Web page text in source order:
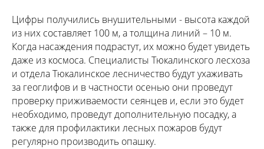
Цифры получились внушительными - высота каждой
из них составляет 100 м, а толщина линий – 10 м.
Когда насаждения подрастут, их можно будет увидеть
даже из космоса. Специалисты Тюкалинского лесхоза
и отдела Тюкалинское лесничество будут ухаживать
за геоглифов и в частности осенью они проведут
проверку приживаемости сеянцев и, если это будет
необходимо, проведут дополнительную посадку, а
также для профилактики лесных пожаров будут
регулярно производить опашку.